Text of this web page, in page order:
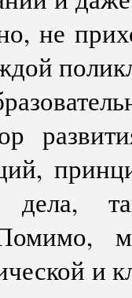
не
дела,
и